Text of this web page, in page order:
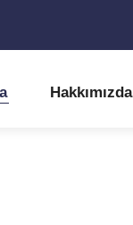
Hakkımızda